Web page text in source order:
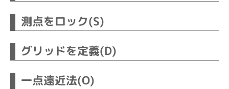
測点をロック(S)
グリッドを定義(D)
一点遠近法(O)